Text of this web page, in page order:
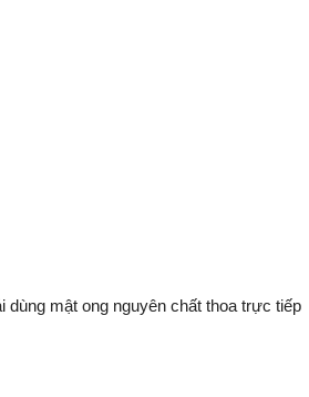
dùng mật ong nguyên chất thoa trực tiếp